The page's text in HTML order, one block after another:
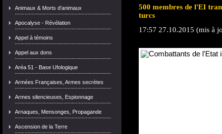
Animaux & Morts d'animaux
Apocalyse - Révélation
Appel à témoins
Appel aux dons
Aréa 51 - Base Ufologique
Armées Françaises, Armes secrètes
Armes silencieuses, Espionnage
Arnaques, Mensonges, Propagande
Ascension de la Terre
500 membres de l'EI
turcs
17:57 27.10.2015 (mis à